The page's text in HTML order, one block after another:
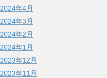
2024年4月
2024年3月
2024年2月
2024年1月
2023年12月
2023年11月